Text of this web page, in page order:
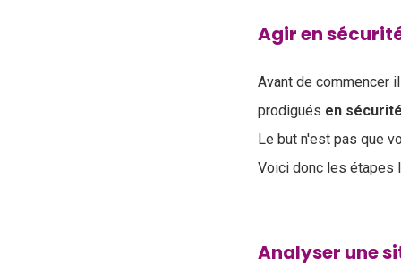
Agir en
Avant de commencer
prodigués en
Le but n'est pas que
Voici donc les étapes
Analyser une